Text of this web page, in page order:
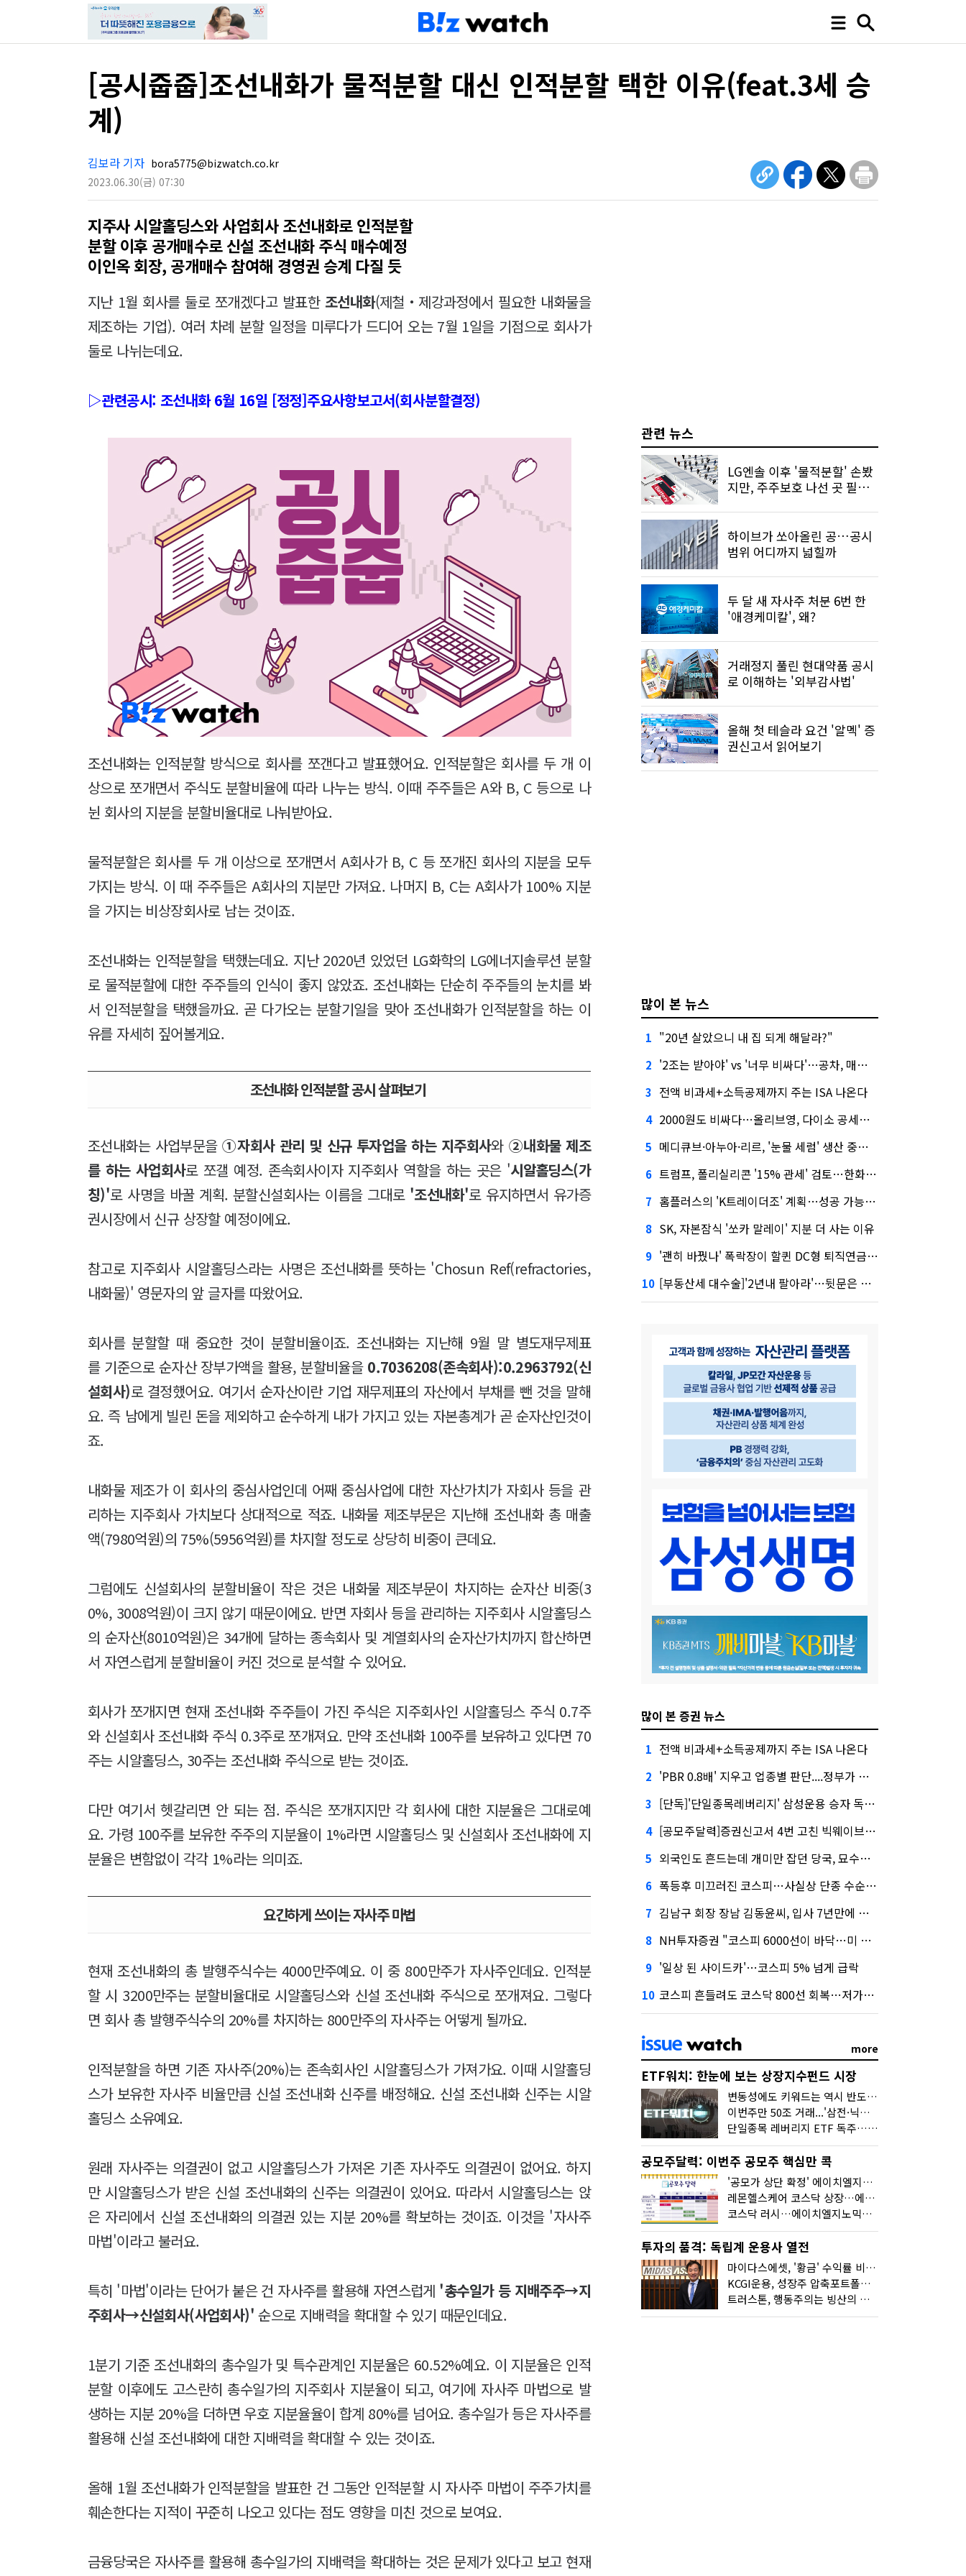
[공시줍줍]조선내화가 물적분할 대신 인적분할 택한 이유(feat.3세 승
계)
김보라 기자 bora5775@bizwatch.co.kr
2023.06.30(금) 07:30
지주사 시알홀딩스와 사업회사 조선내화로 인적분할
분할 이후 공개매수로 신설 조선내화 주식 매수예정
이인옥 회장, 공개매수 참여해 경영권 승계 다질 듯
지난 1월 회사를 둘로 쪼개겠다고 발표한 조선내화(제철‧제강과정에서 필요한 내화물을
제조하는 기업). 여러 차례 분할 일정을 미루다가 드디어 오는 7월 1일을 기점으로 회사가
둘로 나뉘는데요.
▷관련공시: 조선내화 6월 16일 [정정]주요사항보고서(회사분할결정)
조선내화는 인적분할 방식으로 회사를 쪼갠다고 발표했어요. 인적분할은 회사를 두 개 이
상으로 쪼개면서 주식도 분할비율에 따라 나누는 방식. 이때 주주들은 A와 B, C 등으로 나
뉜 회사의 지분을 분할비율대로 나눠받아요.
물적분할은 회사를 두 개 이상으로 쪼개면서 A회사가 B, C 등 쪼개진 회사의 지분을 모두
가지는 방식. 이 때 주주들은 A회사의 지분만 가져요. 나머지 B, C는 A회사가 100% 지분
을 가지는 비상장회사로 남는 것이죠.
조선내화는 인적분할을 택했는데요. 지난 2020년 있었던 LG화학의 LG에너지솔루션 분할
로 물적분할에 대한 주주들의 인식이 좋지 않았죠. 조선내화는 단순히 주주들의 눈치를 봐
서 인적분할을 택했을까요. 곧 다가오는 분할기일을 맞아 조선내화가 인적분할을 하는 이
유를 자세히 짚어볼게요.
조선내화 인적분할 공시 살펴보기
조선내화는 사업부문을①자회사 관리 및 신규 투자업을 하는 지주회사와 ②내화물 제조
를 하는 사업회사로 쪼갤 예정. 존속회사이자 지주회사 역할을 하는 곳은 '시알홀딩스(가
칭)'로 사명을 바꿀 계획. 분할신설회사는 이름을 그대로'조선내화'로 유지하면서 유가증
권시장에서 신규 상장할 예정이에요.
참고로 지주회사 시알홀딩스라는 사명은 조선내화를 뜻하는 'Chosun Ref(refractories,
내화물)' 영문자의 앞 글자를 따왔어요.
회사를 분할할 때 중요한 것이 분할비율이죠. 조선내화는 지난해 9월 말 별도재무제표
를 기준으로 순자산 장부가액을 활용, 분할비율을 0.7036208(존속회사):0.2963792(신
설회사)로 결정했어요. 여기서 순자산이란 기업 재무제표의 자산에서 부채를 뺀 것을 말해
요. 즉 남에게 빌린 돈을 제외하고 순수하게 내가 가지고 있는 자본총계가 곧 순자산인것이
죠.
내화물 제조가 이 회사의 중심사업인데 어째 중심사업에 대한 자산가치가 자회사 등을 관
리하는 지주회사 가치보다 상대적으로 적죠. 내화물 제조부문은 지난해 조선내화 총 매출
액(7980억원)의 75%(5956억원)를 차지할 정도로 상당히 비중이 큰데요.
그럼에도 신설회사의 분할비율이 작은 것은 내화물 제조부문이 차지하는 순자산 비중(3
0%, 3008억원)이 크지 않기 때문이에요. 반면 자회사 등을 관리하는 지주회사 시알홀딩스
의 순자산(8010억원)은 34개에 달하는 종속회사 및 계열회사의 순자산가치까지 합산하면
서 자연스럽게 분할비율이 커진 것으로 분석할 수 있어요.
회사가 쪼개지면 현재 조선내화 주주들이 가진 주식은 지주회사인 시알홀딩스 주식 0.7주
와 신설회사 조선내화 주식 0.3주로 쪼개져요. 만약 조선내화 100주를 보유하고 있다면 70
주는 시알홀딩스, 30주는 조선내화 주식으로 받는 것이죠.
다만 여기서 헷갈리면 안 되는 점. 주식은 쪼개지지만 각 회사에 대한 지분율은 그대로예
요. 가령 100주를 보유한 주주의 지분율이 1%라면 시알홀딩스 및 신설회사 조선내화에 지
분율은 변함없이 각각 1%라는 의미죠.
요긴하게 쓰이는 자사주 마법
현재 조선내화의 총 발행주식수는 4000만주예요. 이 중 800만주가 자사주인데요. 인적분
할 시 3200만주는 분할비율대로 시알홀딩스와 신설 조선내화 주식으로 쪼개져요. 그렇다
면 회사 총 발행주식수의 20%를 차지하는 800만주의 자사주는 어떻게 될까요.
인적분할을 하면 기존 자사주(20%)는 존속회사인 시알홀딩스가 가져가요. 이때 시알홀딩
스가 보유한 자사주 비율만큼 신설 조선내화 신주를 배정해요. 신설 조선내화 신주는 시알
홀딩스 소유예요.
원래 자사주는 의결권이 없고 시알홀딩스가 가져온 기존 자사주도 의결권이 없어요. 하지
만 시알홀딩스가 받은 신설 조선내화의 신주는 의결권이 있어요. 따라서 시알홀딩스는 앉
은 자리에서 신설 조선내화의 의결권 있는 지분 20%를 확보하는 것이죠. 이것을 '자사주
마법'이라고 불러요.
특히 '마법'이라는 단어가 붙은 건 자사주를 활용해 자연스럽게 '총수일가 등 지배주주→지
주회사→신설회사(사업회사)'순으로 지배력을 확대할 수 있기 때문인데요.
1분기 기준 조선내화의 총수일가 및 특수관계인 지분율은 60.52%예요. 이 지분율은 인적
분할 이후에도 고스란히 총수일가의 지주회사 지분율이 되고, 여기에 자사주 마법으로 발
생하는 지분 20%을 더하면 우호 지분율율이 합계 80%를 넘어요. 총수일가 등은 자사주를
활용해 신설 조선내화에 대한 지배력을 확대할 수 있는 것이죠.
올해 1월 조선내화가 인적분할을 발표한 건 그동안 인적분할 시 자사주 마법이 주주가치를
훼손한다는 지적이 꾸준히 나오고 있다는 점도 영향을 미친 것으로 보여요.
금융당국은 자사주를 활용해 총수일가의 지배력을 확대하는 것은 문제가 있다고 보고 현재
관련 뉴스
LG엔솔 이후 '물적분할' 손봤
지만, 주주보호 나선 곳 필옵
하이브가 쏘아올린 공…공시
범위 어디까지 넓힐까
두 달 새 자사주 처분 6번 한
'애경케미칼', 왜?
거래정지 풀린 현대약품 공시
로 이해하는 '외부감사법'
올해 첫 테슬라 요건 '알멕' 증
권신고서 읽어보기
많이 본 뉴스
1 "20년 살았으니 내 집 되게 해달라?"
2 '2조는 받아야' vs '너무 비싸다'…공차, 매각 성공할까
3 전액 비과세+소득공제까지 주는 ISA 나온다
4 2000원도 비싸다…올리브영, 다이소 공세에 '가성비'로 맞불
5 메디큐브·아누아·리르, '눈물 세럼' 생산 중단한다
6 트럼프, 폴리실리콘 '15% 관세' 검토…한화큐셀·OCI 영향은?
7 홈플러스의 'K트레이더조' 계획…성공 가능성은 '글쎄'
8 SK, 자본잠식 '쏘카 말레이' 지분 더 사는 이유
9 '괜히 바꿨나' 폭락장이 할퀸 DC형 퇴직연금…전문가 조언은
10 [부동산세 대수술]'2년내 팔아라'…뒷문은 열었다
많이 본 증권 뉴스
1 전액 비과세+소득공제까지 주는 ISA 나온다
2 'PBR 0.8배' 지우고 업종별 판단....정부가 제시한 '주가 누르기' 방지법
3 [단독]'단일종목레버리지' 삼성운용 승자 독식...운용수익 미래에셋의 6배
4 [공모주달력]증권신고서 4번 고친 빅웨이브로보틱스, 수요예측
5 외국인도 흔드는데 개미만 잡던 당국, 묘수는 과다호가부담금?
6 폭등후 미끄러진 코스피…사실상 단종 수순 밟는 '단종레'
7 김남구 회장 장남 김동윤씨, 입사 7년만에 한투증권 임원 승진
8 NH투자증권 "코스피 6000선이 바닥…미 금리 안정 후 추가 회복"
9 '일상 된 사이드카'…코스피 5% 넘게 급락
10 코스피 흔들려도 코스닥 800선 회복…저가매수세 유입
more
ETF워치: 한눈에 보는 상장지수펀드 시장
변동성에도 키워드는 역시 반도체…신상품은 우주·방산
이번주만 50조 거래...'삼전·닉스 레버리지' 수익률은 -30%
단일종목 레버리지 ETF 독주…'증시 블랙홀'
공모주달력: 이번주 공모주 핵심만 콕
'공모가 상단 확정' 에이치엘지노믹스 청약
레몬헬스케어 코스닥 상장…에이치엘지노믹스 수요예측
코스닥 러시…에이치엘지노믹스 수요예측·레메디 청약
투자의 품격: 독립계 운용사 열전
마이다스에셋, '황금' 수익률 비결은 '꾸준함'
KCGI운용, 성장주 압축포트폴리오로 새 길을 그리다
트러스톤, 행동주의는 빙산의 일각...진정한 힘은 '주식형 강자'